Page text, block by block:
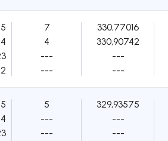
7
4
---
---
330,77016
330,90742
---
---
5
---
---
329,93575
---
---